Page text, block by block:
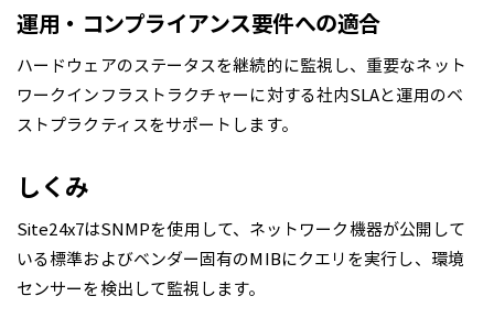
運用・コンプライアンス要件への適合
ハードウェアのステータスを継続的に監視し、重要なネット
ワークインフラストラクチャーに対する社内SLAと運用のベ
ストプラクティスをサポートします。
しくみ
Site24x7はSNMPを使用して、ネットワーク機器が公開して
いる標準およびベンダー固有のMIBにクエリを実行し、環境
センサーを検出して監視します。